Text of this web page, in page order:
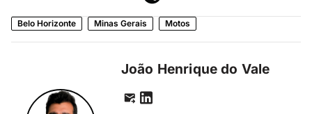
Belo Horizonte Minas Gerais Motos
João Henrique do Vale